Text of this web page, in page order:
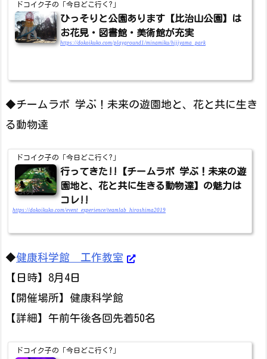
ドコイク子の「今日どこ行く?」
ひっそりと公園あります【比治山公園】は
お花見・図書館・美術館が充実
https://dokoikuko.com/playground1/minamiku/hijiyama_park
◆チームラボ 学ぶ！未来の遊園地と、花と共に生き
る動物達
ドコイク子の「今日どこ行く?」
行ってきた!!【チームラボ 学ぶ！未来の遊
園地と、花と共に生きる動物達】の魅力は
コレ!!
https://dokoikuko.com/event_experience/teamlab_hiroshima2019
◆健康科学館 工作教室
【日時】8月4日
【開催場所】健康科学館
【詳細】午前午後各回先着50名
ドコイク子の「今日どこ行く?」